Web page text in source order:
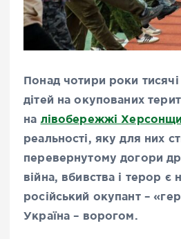
Понад чотири роки тисячі
дітей на окупованих
на лівобережжі
реальності, яку для них
перевернутому догори
війна, вбивства і терор
російський окупант –
Україна – ворогом.